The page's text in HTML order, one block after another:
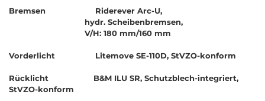
Bremsen Riderever Arc-U,
hydr. Scheibenbremsen,
V/H: 180 mm/160 mm
Vorderlicht Litemove SE-110D, StVZO-konform
Rücklicht B&M ILU SR, Schutzblech-integriert,
StVZO-konform